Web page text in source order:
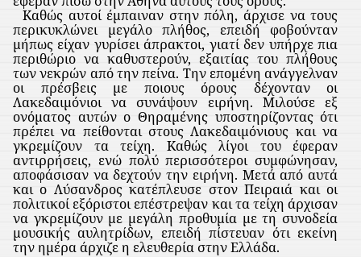
Καθώς αυτοί έμπαιναν στην πόλη, άρχισε να τους
περικυκλώνει μεγάλο πλήθος, επειδή φοβούνταν
μήπως είχαν γυρίσει άπρακτοι, γιατί δεν υπήρχε πια
περιθώριο να καθυστερούν, εξαιτίας του πλήθους
των νεκρών από την πείνα. Την επομένη ανάγγελναν
οι πρέσβεις με ποιους όρους δέχονταν οι
Λακεδαιμόνιοι να συνάψουν ειρήνη. Μιλούσε εξ
ονόματος αυτών ο Θηραμένης υποστηρίζοντας ότι
πρέπει να πείθονται στους Λακεδαιμόνιους και να
γκρεμίζουν τα τείχη. Καθώς λίγοι του έφεραν
αντιρρήσεις, ενώ πολύ περισσότεροι συμφώνησαν,
αποφάσισαν να δεχτούν την ειρήνη. Μετά από αυτά
και ο Λύσανδρος κατέπλευσε στον Πειραιά και οι
πολιτικοί εξόριστοι επέστρεψαν και τα τείχη άρχισαν
να γκρεμίζουν με μεγάλη προθυμία με τη συνοδεία
μουσικής αυλητρίδων, επειδή πίστευαν ότι εκείνη
την ημέρα άρχιζε η ελευθερία στην Ελλάδα.